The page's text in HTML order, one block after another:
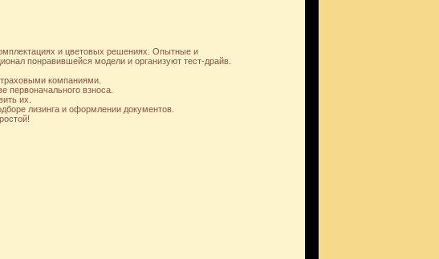
и цветовых решениях. Опытные и
понравившейся модели и организуют тест-драйв.
компаниями.
первоначального взноса.
их.
лизинга и оформлении документов.